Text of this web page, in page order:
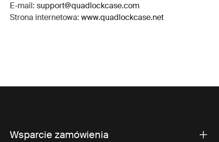
E-mail: support@quadlockcase.com
Strona internetowa: www.quadlockcase.net
Wsparcie zamówienia